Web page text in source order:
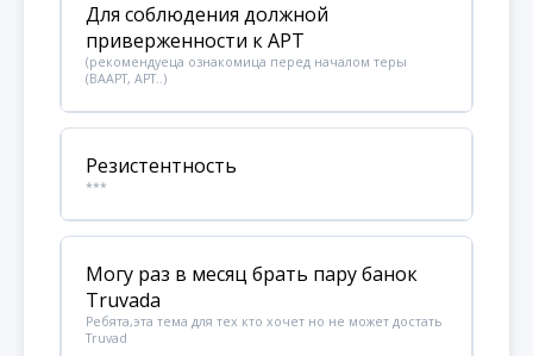
Для соблюдения должной
приверженности к АРТ
(рекомендуеца ознакомица перед началом теры
(ВААРТ, АРТ..)
Резистентность
***
Могу раз в месяц брать пару банок
Truvada
Ребята,эта тема для тех кто хочет но не может достать
Truvad